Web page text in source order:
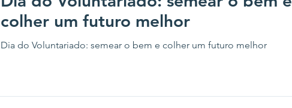
colher um futuro melhor
Dia do Voluntariado: semear o bem e colher um futuro melhor